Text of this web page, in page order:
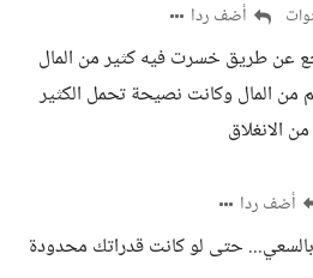
أضف ردا
عن طريق خسرت فيه كثير من المال
المال وكانت نصيحة تحمل الكثير
الانغلاق
أضف ردا
حتى لو كانت قدراتك محدودة